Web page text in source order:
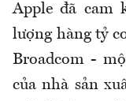
Apple đã cam
lượng hàng tỷ
Broadcom -
của nhà sản